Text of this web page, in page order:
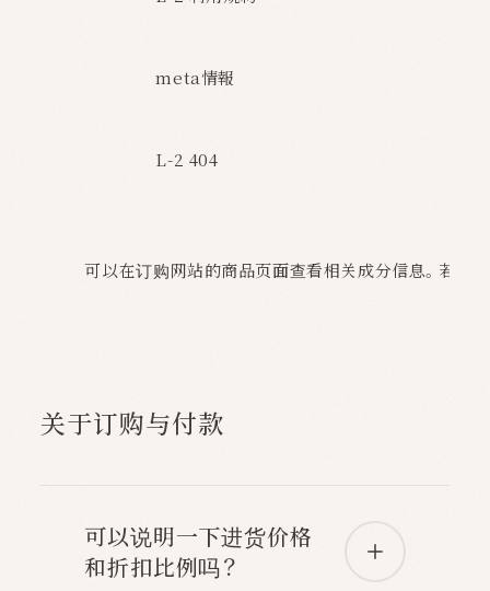
meta情報
L-2 404
可以在订购网站的商品页面查看相关成分信息。若需
关于订购与付款
可以说明一下进货价格
和折扣比例吗？